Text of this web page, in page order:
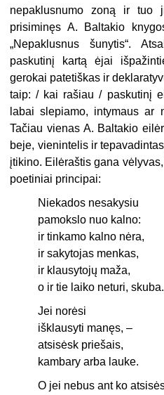
nepaklusnumo zoną ir tuo
prisiminęs A. Baltakio
„Nepaklusnus šunytis“.
paskutinį kartą ėjai
gerokai patetiškas ir
taip: / kai rašiau / paskutinį
labai slepiamo, intymaus ar
Tačiau vienas A. Baltakio
beje, vienintelis ir
įtikino. Eilėraštis gana
poetiniai principai:
Niekados nesakysiu
pamokslo nuo kalno:
ir tinkamo kalno nėra,
ir sakytojas menkas,
ir klausytojų maža,
o ir tie laiko neturi, skuba.
Jei norėsi
išklausyti manęs, –
atsisėsk priešais,
kambary arba lauke.
O jei nebus ant ko